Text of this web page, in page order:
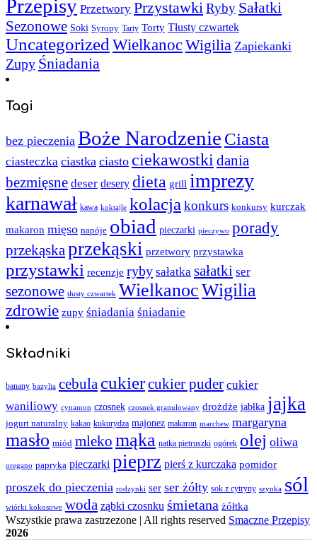
Przepisy Przetwory PrzystawkiRyby Sałatki
Sezonowe Soki Syropy Tarty Torty Tłusty czwartek
Uncategorized WielkanocWigilia Zapiekanki
Zupy Śniadania
Tagi
bez pieczenia Boże Narodzenie Ciasta
ciasteczka ciastka ciasto ciekawostki dania
bezmięsne deser desery dieta grill imprezy
karnawał kawa koktajle kolacja konkurs konkursy kurczak
makaron mięso napóje obiad pieczarki pieczywo porady
przekąskaprzekąski przetwory przystawka
przystawki recenzje ryby sałatka sałatki ser
sezonowe tłusty czwartek WielkanocWigilia
zdrowie zupy śniadania śniadanie
Składniki
banany bazylia cebula cukiercukier puder cukier
waniliowy cynamon czosnek czosnek granulowany drożdże jabłka jajka
jogurt naturalny kakao kukurydza majonez makaron marchew margaryna
masło miód mleko mąka natka pietruszki ogórek olej oliwa
oregano papryka pieczarki pieprz pierś z kurczaka pomidor
proszek do pieczenia rodzynki ser ser żółty sok z cytryny szynka sól
wiórki kokosowe woda ząbki czosnku śmietana żółtka
Wszystkie prawa zastrzezone | All rights reserved Smaczne Przepisy
2026